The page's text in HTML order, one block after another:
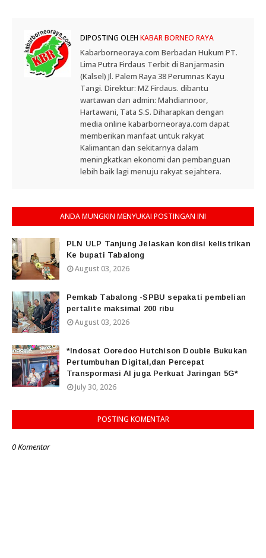
DIPOSTING OLEH KABAR BORNEO RAYA
Kabarborneoraya.com Berbadan Hukum PT.
Lima Putra Firdaus Terbit di Banjarmasin
(Kalsel) Jl. Palem Raya 38 Perumnas Kayu
Tangi. Direktur: MZ Firdaus. dibantu
wartawan dan admin: Mahdiannoor,
Hartawani, Tata S.S. Diharapkan dengan
media online kabarborneoraya.com dapat
memberikan manfaat untuk rakyat
Kalimantan dan sekitarnya dalam
meningkatkan ekonomi dan pembanguan
lebih baik lagi menuju rakyat sejahtera.
ANDA MUNGKIN MENYUKAI POSTINGAN INI
PLN ULP Tanjung Jelaskan kondisi kelistrikan
Ke bupati Tabalong
August 03, 2026
Pemkab Tabalong -SPBU sepakati pembelian
pertalite maksimal 200 ribu
August 03, 2026
*Indosat Ooredoo Hutchison Double Bukukan
Pertumbuhan Digital,dan Percepat
Transpormasi AI juga Perkuat Jaringan 5G*
July 30, 2026
POSTING KOMENTAR
0 Komentar